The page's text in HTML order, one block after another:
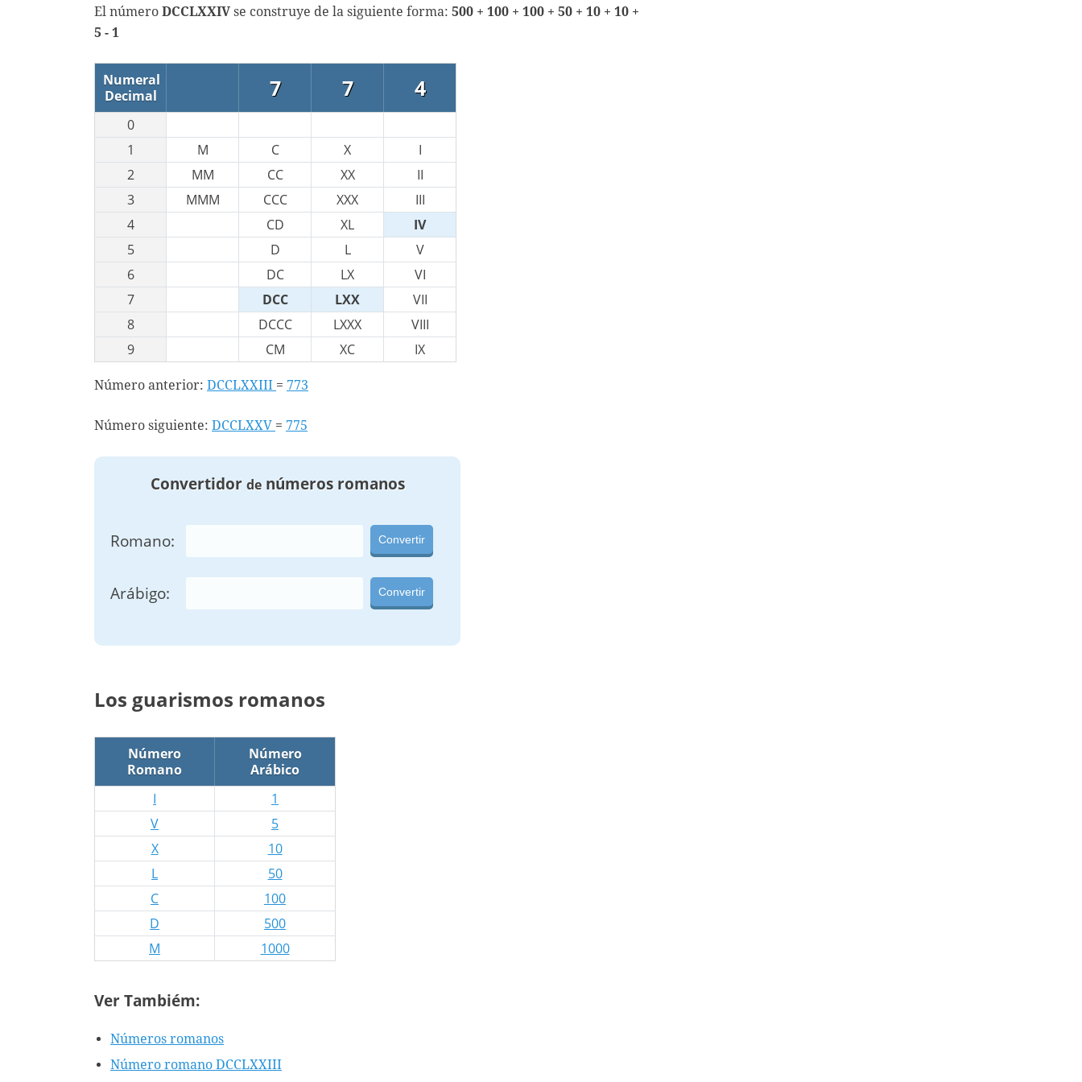
El número DCCLXXIVse construye de la siguiente forma: 500 + 100 + 100 + 50 + 10 + 10 +
5 - 1
Numeral
Decimal
7 7 4
0
1
M C X
I
2
MM CC XX
II
3
MMM CCC XXX
III
4
CD XL
IV
5
D L
V
6
DC LX
VI
7
DCC LXX
VII
8
DCCC LXXX
VIII
9
CM XC IX
Número anterior: DCCLXXIII = 773
Número siguiente: DCCLXXV = 775
Convertidor denúmeros romanos
Romano: Convertir
Arábigo: Convertir
Los guarismos romanos
Número
Romano
Número
Arábico
I
1
V
5
X
10
L
50
C
100
D
500
M
1000
Ver Tambiém:
Números romanos
Número romano DCCLXXIII